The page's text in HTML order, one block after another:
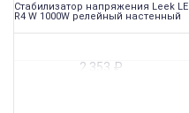
Стабилизатор напряжения Leek LE
R4 W 1000W релейный настенный
2 353 ₽